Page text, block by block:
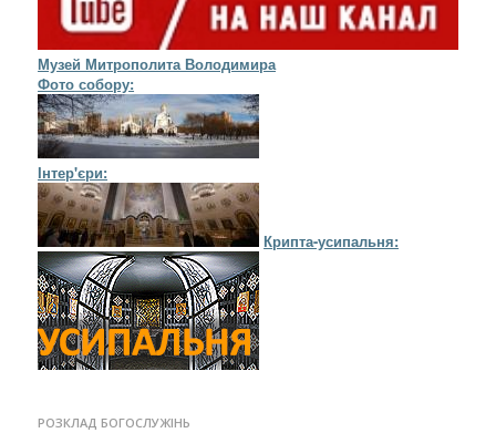
Музей Митрополита Володимира
Фото собору:
Інтер'єри:
Крипта-усипальня:
РОЗКЛАД БОГОСЛУЖІНЬ